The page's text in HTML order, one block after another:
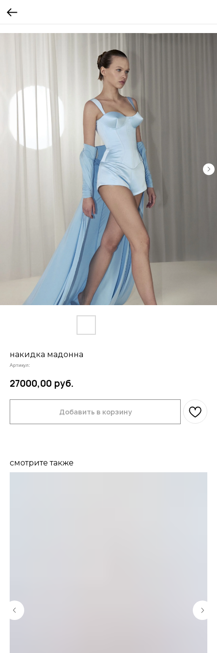
накидка мадонна
Артикул:
27000,00 руб.
Добавить в корзину
смотрите также